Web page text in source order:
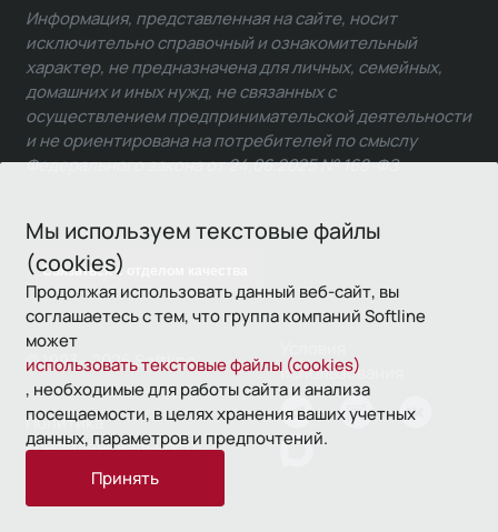
Мы используем текстовые файлы
(cookies)
Продолжая использовать данный веб-сайт, вы
соглашаетесь с тем, что группа компаний Softline
может
использовать текстовые файлы (cookies)
, необходимые для работы сайта и анализа
посещаемости, в целях хранения ваших учетных
данных, параметров и предпочтений.
Принять
Связаться с отделом качества
Информация, представленная на сайте, носит
исключительно справочный и ознакомительный
характер, не предназначена для личных, семейных,
домашних и иных нужд, не связанных с
осуществлением предпринимательской деятельности
и не ориентирована на потребителей по смыслу
Федерального закона от 24.06.2025 № 168-ФЗ.
© 1993—2026 Softline
использования
Политика
конфиденциальности